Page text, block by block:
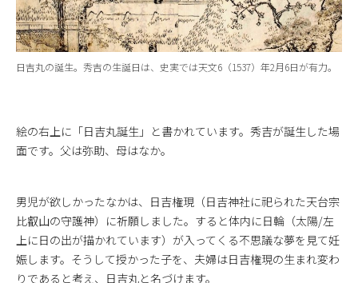
日吉丸の誕生。秀吉の生誕日は、史実では天文6（1537）年2月6日が有力。
絵の右上に「日吉丸誕生」と書かれています。秀吉が誕生した場
面です。父は弥助、母はなか。
男児が欲しかったなかは、日吉権現（日吉神社に祀られた天台宗
比叡山の守護神）に祈願しました。すると体内に日輪（太陽/左
上に日の出が描かれています）が入ってくる不思議な夢を見て妊
娠します。そうして授かった子を、夫婦は日吉権現の生まれ変わ
りであると考え、日吉丸と名づけます。